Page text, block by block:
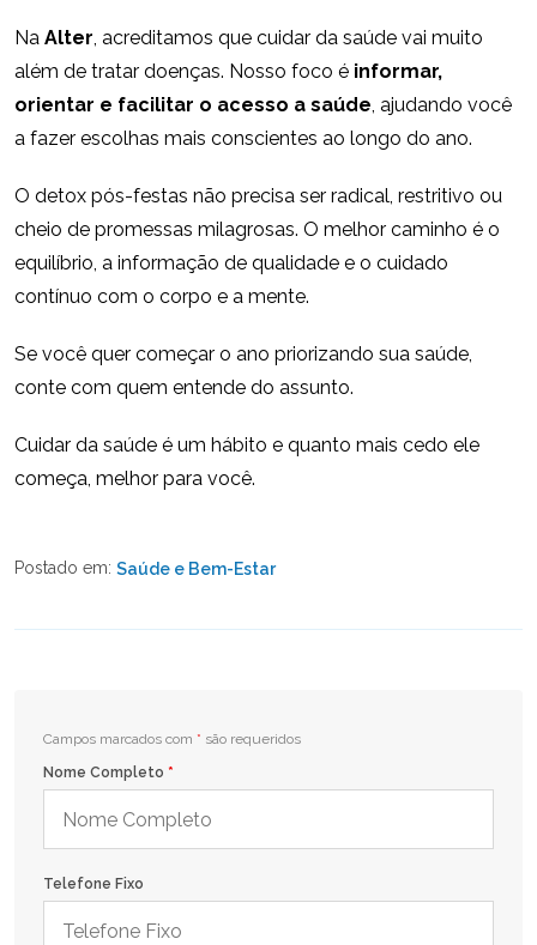
Na Alter, acreditamos que cuidar da saúde vai muito
além de tratar doenças. Nosso foco é informar,
orientar e facilitar o acesso a saúde, ajudando você
a fazer escolhas mais conscientes ao longo do ano.
O detox pós-festas não precisa ser radical, restritivo ou
cheio de promessas milagrosas. O melhor caminho é o
equilíbrio, a informação de qualidade e o cuidado
contínuo com o corpo e a mente.
Se você quer começar o ano priorizando sua saúde,
conte com quem entende do assunto.
Cuidar da saúde é um hábito e quanto mais cedo ele
começa, melhor para você.
Postado em: Saúde e Bem-Estar
Campos marcados com * são requeridos
Nome Completo *
Telefone Fixo